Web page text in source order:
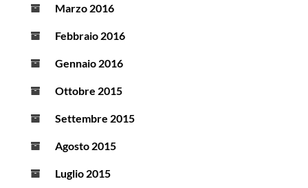
Marzo 2016
Febbraio 2016
Gennaio 2016
Ottobre 2015
Settembre 2015
Agosto 2015
Luglio 2015